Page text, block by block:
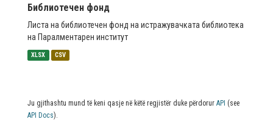
Библиотечен фонд
Листа на библиотечен фонд на истражувачката библиотека
на Паралментарен институт
XLSX CSV
Ju gjithashtu mund të keni qasje në këtë regjistër duke përdorur API (see
API Docs).